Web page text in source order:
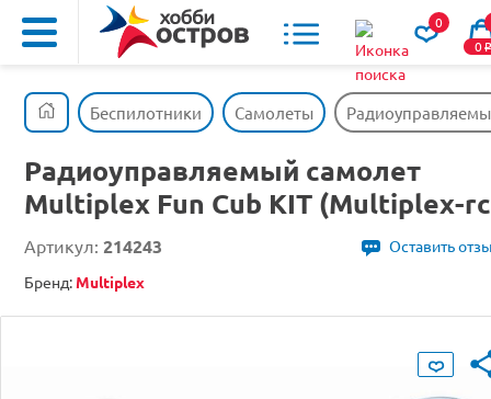
0
0o
Беспилотники Самолеты
Радиоуправляемый самолет
Multiplex Fun Cub KIT (Multiplex-
Артикул: 214243
Оставить
Бренд: Multiplex